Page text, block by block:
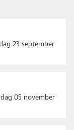
23 september
05 november